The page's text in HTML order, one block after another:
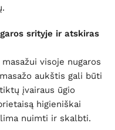
srityje ir atskiras
visoje nugaros
aukštis gali būti
įvairaus ūgio
higieniškai
nuimti ir skalbti.